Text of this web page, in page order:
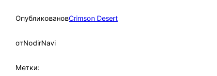
ОпубликовановCrimson Desert
отNodirNavi
Метки: